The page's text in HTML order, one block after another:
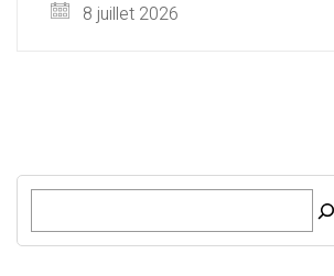
8 juillet 2026
R
c